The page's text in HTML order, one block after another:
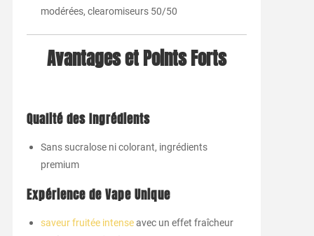
modérées, clearomiseurs 50/50
Avantages et Points Forts
Qualité des Ingrédients
Sans sucralose ni colorant, ingrédients
premium
Expérience de Vape Unique
saveur fruitée intenseavec un effet fraîcheur